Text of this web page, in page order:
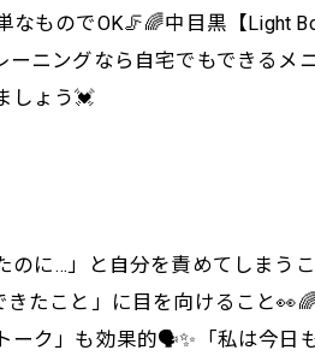
ものでOK🦵🌈中目黒【Light
ニングなら自宅でもできる
しょう💓
に…」と自分を責めてしまう
たこと」に目を向けること
ク」も効果的🗣️✨「私は今日